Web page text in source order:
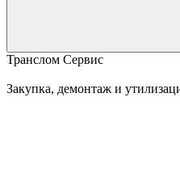
Транслом Сервис
Закупка, демонтаж и